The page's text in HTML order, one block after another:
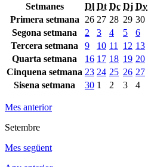
Setmanes
Dl Dt Dc Dj Dv
Primera setmana
26 27 28 29 30
Segona setmana
2 3 4 5 6
Tercera setmana
9 10 11 12 13
Quarta setmana
16 17 18 19 20
Cinquena setmana 23 24 25 26 27
Sisena setmana
30 1 2 3 4
Mes anterior
Setembre
Mes següent